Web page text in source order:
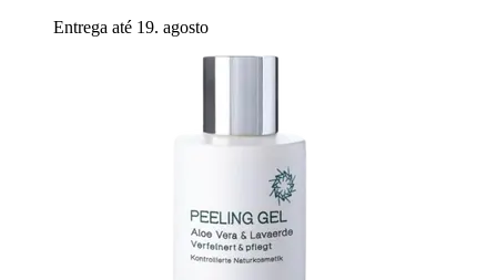
Entrega até 19. agosto